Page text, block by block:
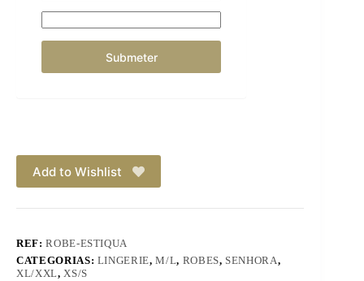
Add to Wishlist
REF:ROBE-ESTIQUA
CATEGORIAS: LINGERIE,M/L, ROBES, SENHORA,
XL/XXL,XS/S